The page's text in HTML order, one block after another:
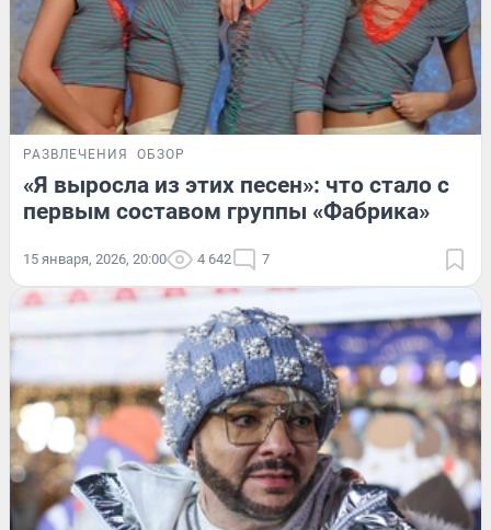
РАЗВЛЕЧЕНИЯ ОБЗОР
«Я выросла из этих песен»: что стало с
первым составом группы «Фабрика»
15 января, 2026, 20:00 4 642 7